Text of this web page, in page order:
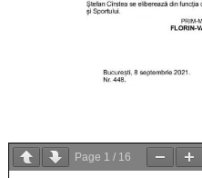
Page 1 / 16